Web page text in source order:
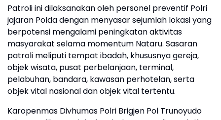
Patroli ini dilaksanakan oleh personel preventif Polri
jajaran Polda dengan menyasar sejumlah lokasi yang
berpotensi mengalami peningkatan aktivitas
masyarakat selama momentum Nataru. Sasaran
patroli meliputi tempat ibadah, khususnya gereja,
objek wisata, pusat perbelanjaan, terminal,
pelabuhan, bandara, kawasan perhotelan, serta
objek vital nasional dan objek vital tertentu.
Karopenmas Divhumas Polri Brigjen Pol Trunoyudo